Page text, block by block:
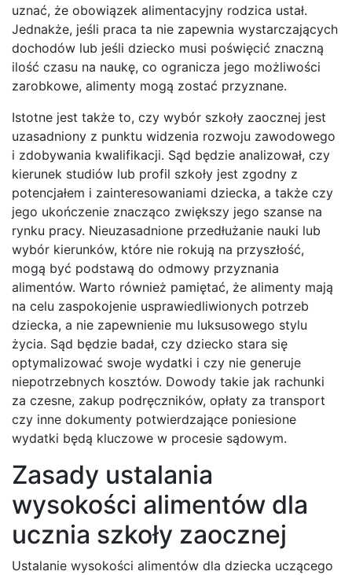
uznać, że obowiązek alimentacyjny rodzica ustał.
Jednakże, jeśli praca ta nie zapewnia wystarczających
dochodów lub jeśli dziecko musi poświęcić znaczną
ilość czasu na naukę, co ogranicza jego możliwości
zarobkowe, alimenty mogą zostać przyznane.
Istotne jest także to, czy wybór szkoły zaocznej jest
uzasadniony z punktu widzenia rozwoju zawodowego
i zdobywania kwalifikacji. Sąd będzie analizował, czy
kierunek studiów lub profil szkoły jest zgodny z
potencjałem i zainteresowaniami dziecka, a także czy
jego ukończenie znacząco zwiększy jego szanse na
rynku pracy. Nieuzasadnione przedłużanie nauki lub
wybór kierunków, które nie rokują na przyszłość,
mogą być podstawą do odmowy przyznania
alimentów. Warto również pamiętać, że alimenty mają
na celu zaspokojenie usprawiedliwionych potrzeb
dziecka, a nie zapewnienie mu luksusowego stylu
życia. Sąd będzie badał, czy dziecko stara się
optymalizować swoje wydatki i czy nie generuje
niepotrzebnych kosztów. Dowody takie jak rachunki
za czesne, zakup podręczników, opłaty za transport
czy inne dokumenty potwierdzające poniesione
wydatki będą kluczowe w procesie sądowym.
Zasady ustalania
wysokości alimentów dla
ucznia szkoły zaocznej
Ustalanie wysokości alimentów dla dziecka uczącego